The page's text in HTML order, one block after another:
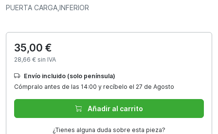
PUERTA CARGA,INFERIOR
35,00 €
28,66 € sin IVA
Envío incluido (solo península)
Cómpralo antes de las 14:00 y recíbelo el 27 de Agosto
Añadir al carrito
¿Tienes alguna duda sobre esta pieza?